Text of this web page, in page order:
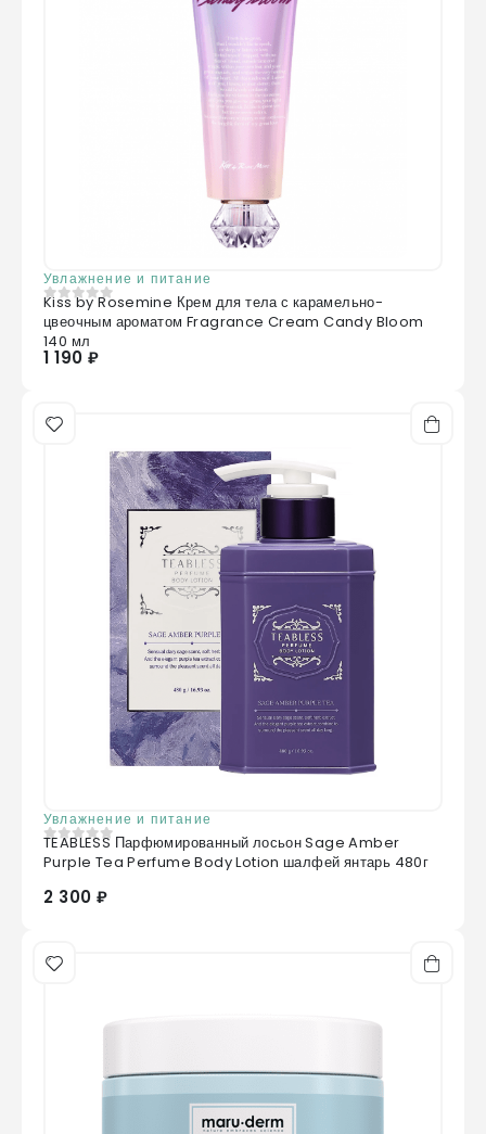
Увлажнение и питание
0из 5
Kiss by Rosemine Крем для тела с карамельно-
цвеочным ароматом Fragrance Cream Candy Bloom
140 мл
1 190 ₽
Увлажнение и питание
0из 5
TEABLESS Парфюмированный лосьон Sage Amber
Purple Tea Perfume Body Lotion шалфей янтарь 480г
2 300 ₽